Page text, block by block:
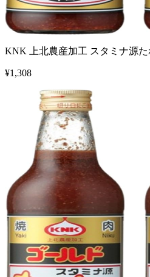
KNK 上北農産加工 スタミナ源た
¥1,308